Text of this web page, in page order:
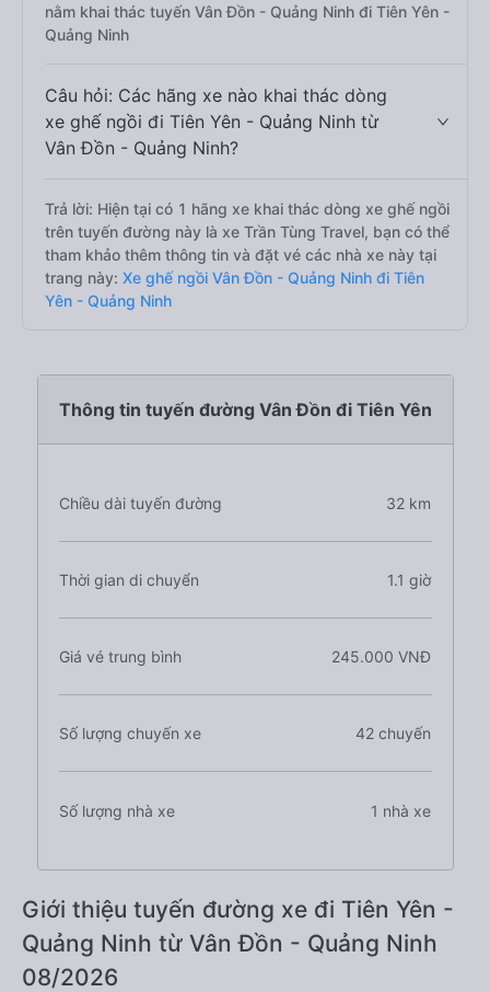
nằm khai thác tuyến Vân Đồn - Quảng Ninh đi Tiên Yên -
Quảng Ninh
Câu hỏi: Các hãng xe nào khai thác dòng
xe ghế ngồi đi Tiên Yên - Quảng Ninh từ
Vân Đồn - Quảng Ninh?
Trả lời: Hiện tại có 1 hãng xe khai thác dòng xe ghế ngồi
trên tuyến đường này là xe Trần Tùng Travel, bạn có thể
tham khảo thêm thông tin và đặt vé các nhà xe này tại
trang này: Xe ghế ngồi Vân Đồn - Quảng Ninh đi Tiên
Yên - Quảng Ninh
Thông tin tuyến đường Vân Đồn đi Tiên Yên
Chiều dài tuyến đường 32 km
Thời gian di chuyển 1.1 giờ
Giá vé trung bình 245.000 VNĐ
Số lượng chuyến xe 42 chuyến
Số lượng nhà xe 1 nhà xe
Giới thiệu tuyến đường xe đi Tiên Yên -
Quảng Ninh từ Vân Đồn - Quảng Ninh
08/2026